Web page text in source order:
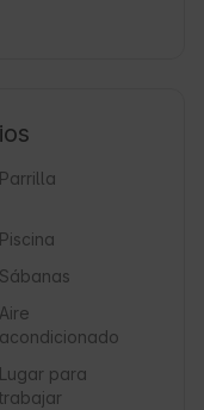
Parrilla
Piscina
Sábanas
Aire
acondicionado
Lugar para
trabajar